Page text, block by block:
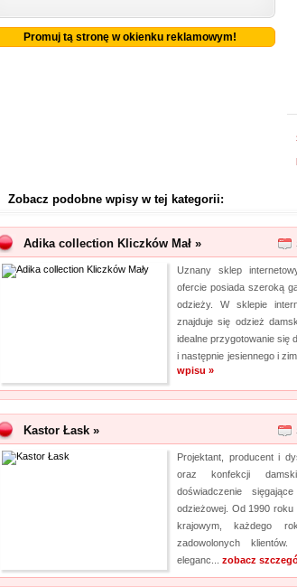
Promuj tą stronę w okienku reklamowym!
Zobacz podobne wpisy w tej kategorii:
Adika collection Kliczków Mał »
Uznany sklep
ofercie posiada szeroką
odzieży. W sklepie
znajduje się odzież
idealne przygotowanie się
i następnie jesiennego i
wpisu »
Kastor Łask »
Projektant, producent i
oraz konfekcji
doświadczenie
odzieżowej. Od 1990
krajowym, każdego
zadowolonych
eleganc... zobacz